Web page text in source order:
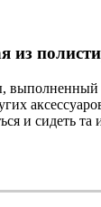
из
и сидеть